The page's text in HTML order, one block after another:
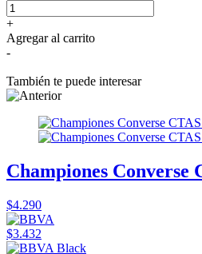
+
Agregar al carrito
-
También te puede interesar
Championes
$4.290
$3.432